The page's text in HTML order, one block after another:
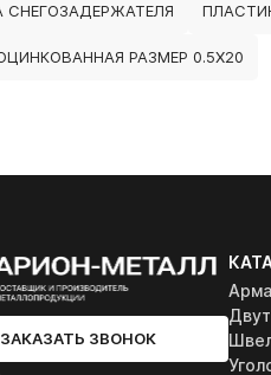
СНЕГОЗАДЕРЖАТЕЛЯ
РАЗМЕР 0.5Х20
ЗАКАЗАТЬ ЗВОНОК